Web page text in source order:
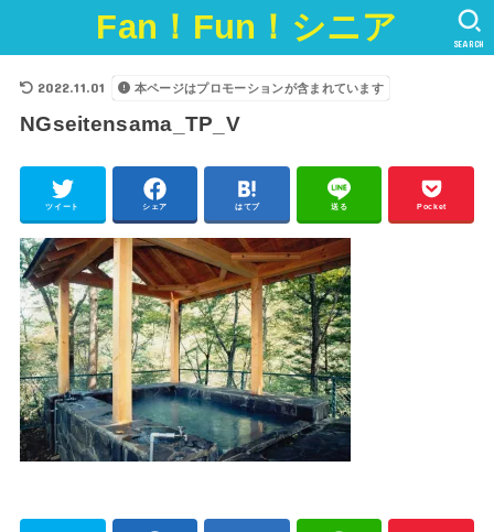
Fan！Fun！シニア SEARCH
2022.11.01 本ページはプロモーションが含まれています
NGseitensama_TP_V
ツイート シェア はてブ 送る Pocket